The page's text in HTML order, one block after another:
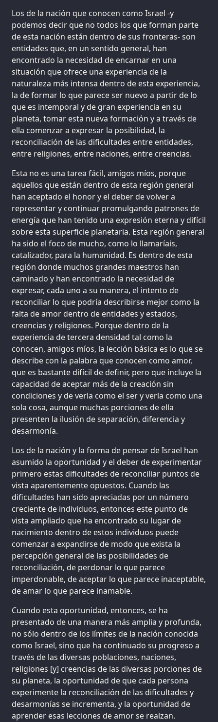
Los de la nación que conocen como Israel -y
podemos decir que no todos los que forman parte
de esta nación están dentro de sus fronteras- son
entidades que, en un sentido general, han
encontrado la necesidad de encarnar en una
situación que ofrece una experiencia de la
naturaleza más intensa dentro de esta experiencia,
la de formar lo que parece ser nuevo a partir de lo
que es intemporal y de gran experiencia en su
planeta, tomar esta nueva formación y a través de
ella comenzar a expresar la posibilidad, la
reconciliación de las dificultades entre entidades,
entre religiones, entre naciones, entre creencias.
Esta no es una tarea fácil, amigos míos, porque
aquellos que están dentro de esta región general
han aceptado el honor y el deber de volver a
representar y continuar promulgando patrones de
energía que han tenido una expresión eterna y difícil
sobre esta superficie planetaria. Esta región general
ha sido el foco de mucho, como lo llamaríais,
catalizador, para la humanidad. Es dentro de esta
región donde muchos grandes maestros han
caminado y han encontrado la necesidad de
expresar, cada uno a su manera, el intento de
reconciliar lo que podría describirse mejor como la
falta de amor dentro de entidades y estados,
creencias y religiones. Porque dentro de la
experiencia de tercera densidad tal como la
conocen, amigos míos, la lección básica es lo que se
describe con la palabra que conocen como amor,
que es bastante difícil de definir, pero que incluye la
capacidad de aceptar más de la creación sin
condiciones y de verla como el ser y verla como una
sola cosa, aunque muchas porciones de ella
presenten la ilusión de separación, diferencia y
desarmonía.
Los de la nación y la forma de pensar de Israel han
asumido la oportunidad y el deber de experimentar
primero estas dificultades de reconciliar puntos de
vista aparentemente opuestos. Cuando las
dificultades han sido apreciadas por un número
creciente de individuos, entonces este punto de
vista ampliado que ha encontrado su lugar de
nacimiento dentro de estos individuos puede
comenzar a expandirse de modo que exista la
percepción general de las posibilidades de
reconciliación, de perdonar lo que parece
imperdonable, de aceptar lo que parece inaceptable,
de amar lo que parece inamable.
Cuando esta oportunidad, entonces, se ha
presentado de una manera más amplia y profunda,
no sólo dentro de los límites de la nación conocida
como Israel, sino que ha continuado su progreso a
través de las diversas poblaciones, naciones,
religiones [y] creencias de las diversas porciones de
su planeta, la oportunidad de que cada persona
experimente la reconciliación de las dificultades y
desarmonías se incrementa, y la oportunidad de
aprender esas lecciones de amor se realzan.